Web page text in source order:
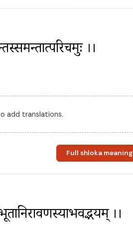
।।
add translations.
Full shloka meaning
।।